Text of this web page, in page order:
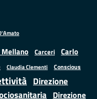
Mellano Carceri
Carlo
Claudia Clementi Conscious
Direzione
Direzione